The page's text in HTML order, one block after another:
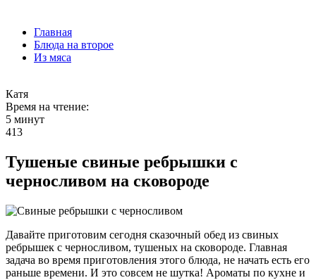
Главная
Блюда на второе
Из мяса
Катя
Время на чтение:
5 минут
413
Тушеные свиные ребрышки с
черносливом на сковороде
Давайте приготовим сегодня сказочный обед из свиных
ребрышек с черносливом, тушеных на сковороде. Главная
задача во время приготовления этого блюда, не начать есть его
раньше времени. И это совсем не шутка! Ароматы по кухне и